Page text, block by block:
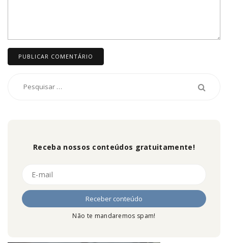
Receba nossos conteúdos gratuitamente!
Não te mandaremos spam!